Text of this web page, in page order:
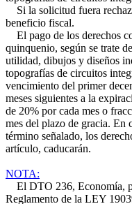
Si la solicitud fuera
beneficio fiscal.
El pago de los derechos
quinquenio, según se trate
utilidad, dibujos y diseños
topografías de circuitos
vencimiento del primer
meses siguientes a la
de 20% por cada mes o
mes del plazo de gracia. En
término señalado, los
artículo, caducarán.
NOTA:
El DTO 236, Economía,
Reglamento de la LEY